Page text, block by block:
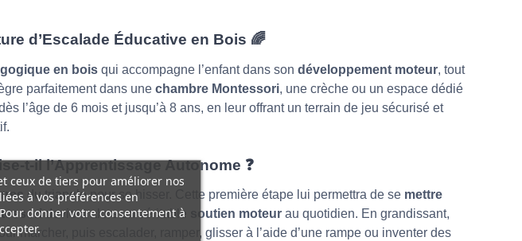
ceux de tiers pour améliorer nos
à vos préférences en
donner votre consentement à
d’Escalade Éducative en Bois 🌈
en boisqui accompagne l’enfant dans son développement moteur, tout
parfaitement dans une chambre Montessori, une crèche ou un espace dédié
l’âge de 6 mois et jusqu’à 8 ans, en leur offrant un terrain de jeu sécurisé et
t-il l’Apprentissage Autonome ❓
du triangle pour se hisser. Cette première étape lui permettra de se mettre
devient alors un véritable soutien moteur au quotidien. En grandissant,
marcher, puis escalader, ramper, glisser à l’aide d’une rampe ou inventer des